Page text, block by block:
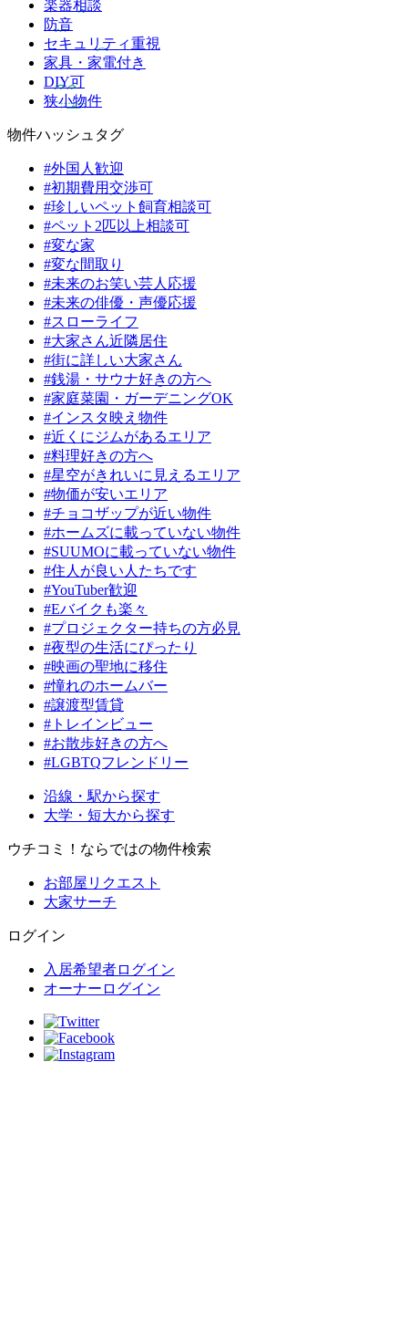
楽器相談
防音
セキュリティ重視
家具・家電付き
DIY可
狭小物件
物件ハッシュタグ
#外国人歓迎
#初期費用交渉可
#珍しいペット飼育相談可
#ペット2匹以上相談可
#変な家
#変な間取り
#未来のお笑い芸人応援
#未来の俳優・声優応援
#スローライフ
#大家さん近隣居住
#街に詳しい大家さん
#銭湯・サウナ好きの方へ
#家庭菜園・ガーデニングOK
#インスタ映え物件
#近くにジムがあるエリア
#料理好きの方へ
#星空がきれいに見えるエリア
#物価が安いエリア
#チョコザップが近い物件
#ホームズに載っていない物件
#SUUMOに載っていない物件
#住人が良い人たちです
#YouTuber歓迎
#Eバイクも楽々
#プロジェクター持ちの方必見
#夜型の生活にぴったり
#映画の聖地に移住
#憧れのホームバー
#譲渡型賃貸
#トレインビュー
#お散歩好きの方へ
#LGBTQフレンドリー
沿線・駅から探す
大学・短大から探す
ウチコミ！ならではの物件検索
お部屋リクエスト
大家サーチ
ログイン
入居希望者ログイン
オーナーログイン